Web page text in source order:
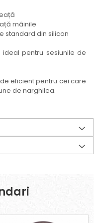
mâinile
standard din silicon
pentru sesiunile de
eficient pentru cei care
de narghilea.